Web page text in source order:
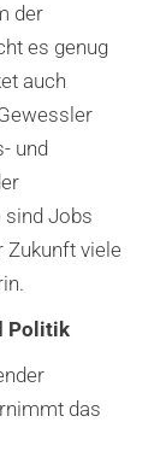
der
es genug
auch
und
sind Jobs
Zukunft viele
Politik
das